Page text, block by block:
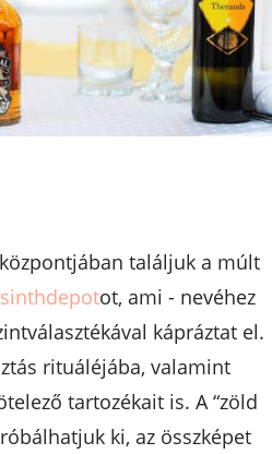
találjuk a múlt
ot, ami - nevéhez
kápráztat el.
rituáléjába, valamint
tartozékait is. A “zöld
ki, az összképet